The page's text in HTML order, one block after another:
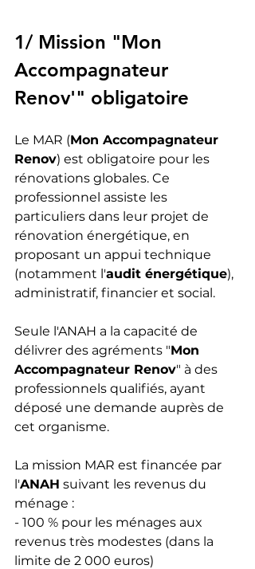
1/ Mission "Mon
Accompagnateur
Renov'" obligatoire
Le MAR (Mon Accompagnateur
Renov) est obligatoire pour les
rénovations globales. Ce
professionnel assiste les
particuliers dans leur projet de
rénovation énergétique, en
proposant un appui technique
(notamment l'audit énergétique),
administratif, financier et social.
Seule l'ANAH a la capacité de
délivrer des agréments "Mon
Accompagnateur Renov" à des
professionnels qualifiés, ayant
déposé une demande auprès de
cet organisme.
La mission MAR est financée par
l'ANAH suivant les revenus du
ménage :
- 100 % pour les ménages aux
revenus très modestes (dans la
limite de 2 000 euros)